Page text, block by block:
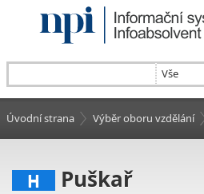
Úvodní strana Výběr oboru vzdělání
H Puškař